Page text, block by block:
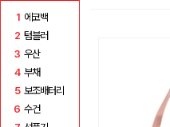
1 에코백
2 텀블러
3 우산
4 부채
5 보조배터리
6 수건